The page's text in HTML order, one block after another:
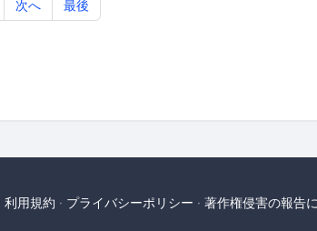
次へ 最後
利用規約 プライバシーポリシー 著作権侵害の報告